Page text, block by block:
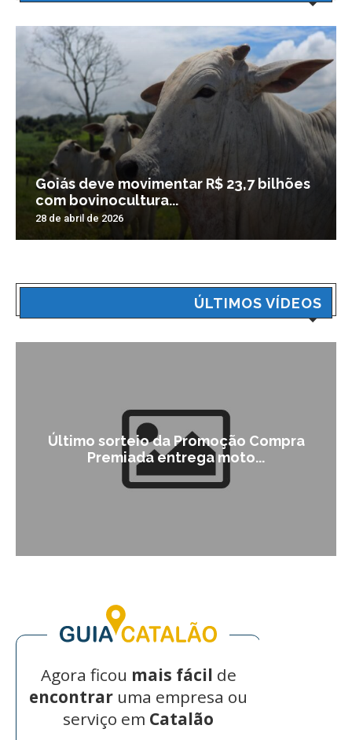
Goiás deve movimentar R$ 23,7 bilhões
com bovinocultura...
28 de abril de 2026
ÚLTIMOS VÍDEOS
Último sorteio da Promoção Compra
Premiada entrega moto...